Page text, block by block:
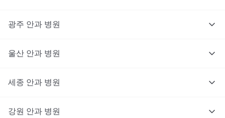
광주 안과 병원
울산 안과 병원
세종 안과 병원
강원 안과 병원